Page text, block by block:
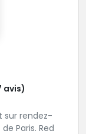
avis)
sur rendez-
Red